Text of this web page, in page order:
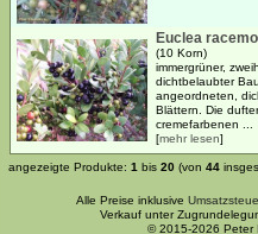
Euclea
(10 Korn)
immergrüner,
dichtbelaubter
angeordneten,
Blättern. Die
cremefarbenen ...
[mehr lesen]
angezeigte Produkte: 1 bis 20 (von 44
Alle Preise inklusive
Verkauf unter
© 2015-2026 Peter